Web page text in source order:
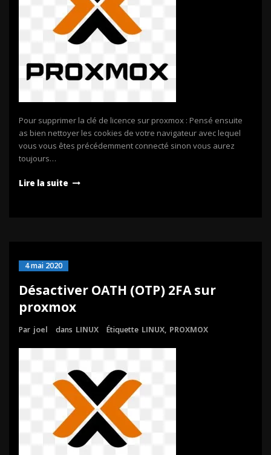
Pour supprimer la clé de licence sur proxmox : Pensé ensuite
as bien nettoyer les cookies de votre navigateur avec lequel
vous vous êtes précédemment connecté sinon vous aurez
toujours…
Lire la suite
4 mai 2020
Désactiver OATH (OTP) 2FA sur
proxmox
Par joel dans LINUX Étiquette LINUX, PROXMOX